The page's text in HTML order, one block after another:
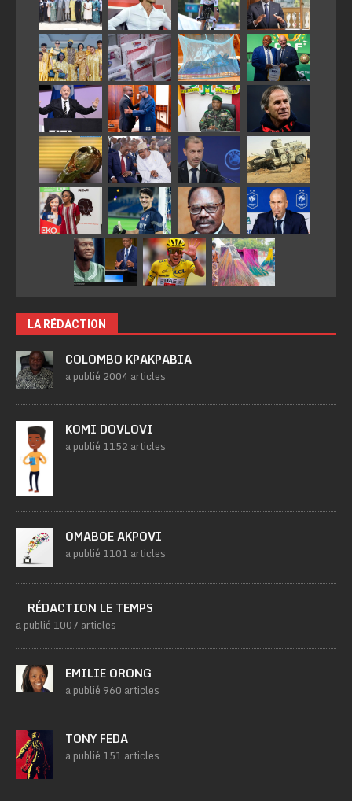
LA RÉDACTION
COLOMBO KPAKPABIA
a publié 2004 articles
KOMI DOVLOVI
a publié 1152 articles
OMABOE AKPOVI
a publié 1101 articles
RÉDACTION LE TEMPS
a publié 1007 articles
EMILIE ORONG
a publié 960 articles
TONY FEDA
a publié 151 articles